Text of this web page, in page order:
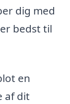
dig med
bedst til
en
af dit